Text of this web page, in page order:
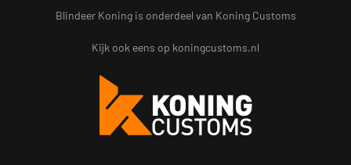
Blindeer Koning is onderdeel van Koning Customs
Kijk ook eens op koningcustoms.nl